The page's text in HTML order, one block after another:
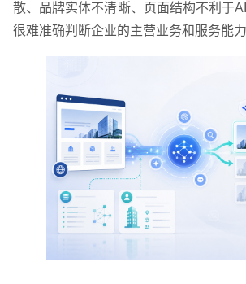
散、品牌实体不清晰、页面结构不利于
很难准确判断企业的主营业务和服务能力